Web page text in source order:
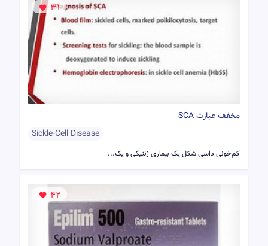
31
مخفف عبارت SCA
Sickle-Cell Disease
کم‌خونی داسی شکل یک بیماری ژنتیکی و یک...
42